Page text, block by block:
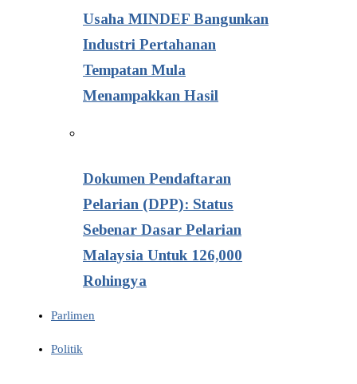
Usaha MINDEF Bangunkan
Industri Pertahanan
Tempatan Mula
Menampakkan Hasil
Dokumen Pendaftaran
Pelarian (DPP): Status
Sebenar Dasar Pelarian
Malaysia Untuk 126,000
Rohingya
Parlimen
Politik